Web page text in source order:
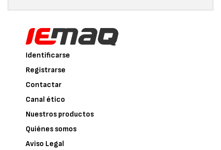
Identificarse
Registrarse
Contactar
Canal ético
Nuestros productos
Quiénes somos
Aviso Legal